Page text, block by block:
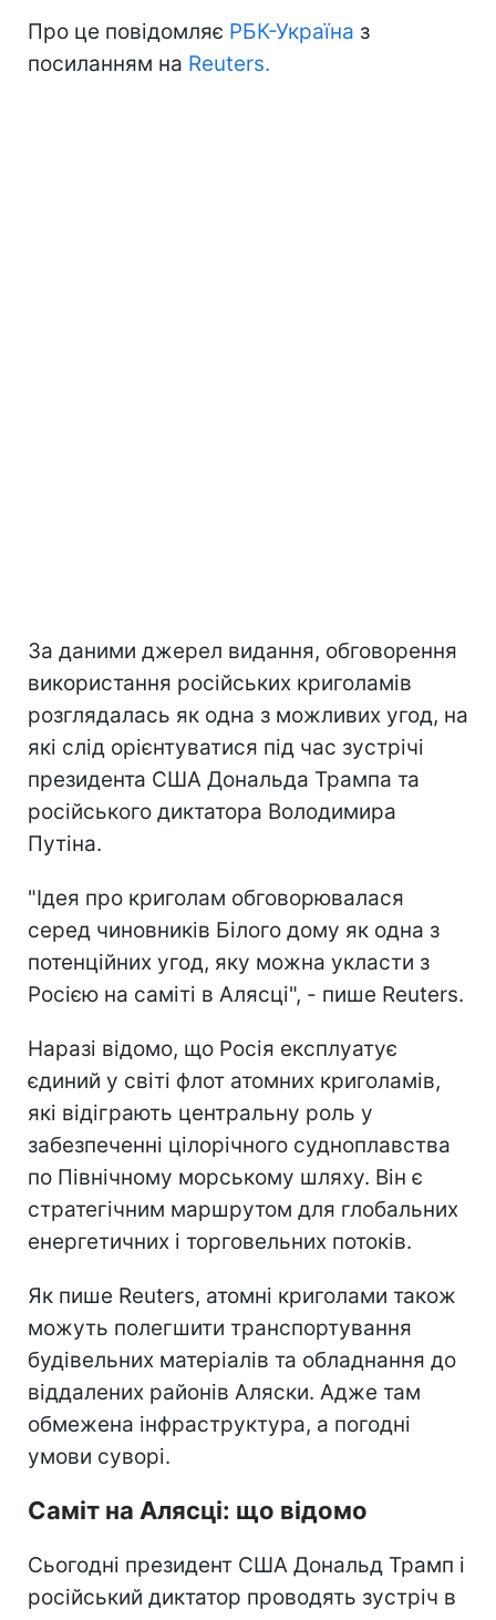
Про це повідомляє РБК-Україна з
посиланням на Reuters.
За даними джерел видання, обговорення
використання російських криголамів
розглядалась як одна з можливих угод, на
які слід орієнтуватися під час зустрічі
президента США Дональда Трампа та
російського диктатора Володимира
Путіна.
"Ідея про криголам обговорювалася
серед чиновників Білого дому як одна з
потенційних угод, яку можна укласти з
Росією на саміті в Алясці", - пише Reuters.
Наразі відомо, що Росія експлуатує
єдиний у світі флот атомних криголамів,
які відіграють центральну роль у
забезпеченні цілорічного судноплавства
по Північному морському шляху. Він є
стратегічним маршрутом для глобальних
енергетичних і торговельних потоків.
Як пише Reuters, атомні криголами також
можуть полегшити транспортування
будівельних матеріалів та обладнання до
віддалених районів Аляски. Адже там
обмежена інфраструктура, а погодні
умови суворі.
Саміт на Алясці: що відомо
Сьогодні президент США Дональд Трамп і
російський диктатор проводять зустріч в